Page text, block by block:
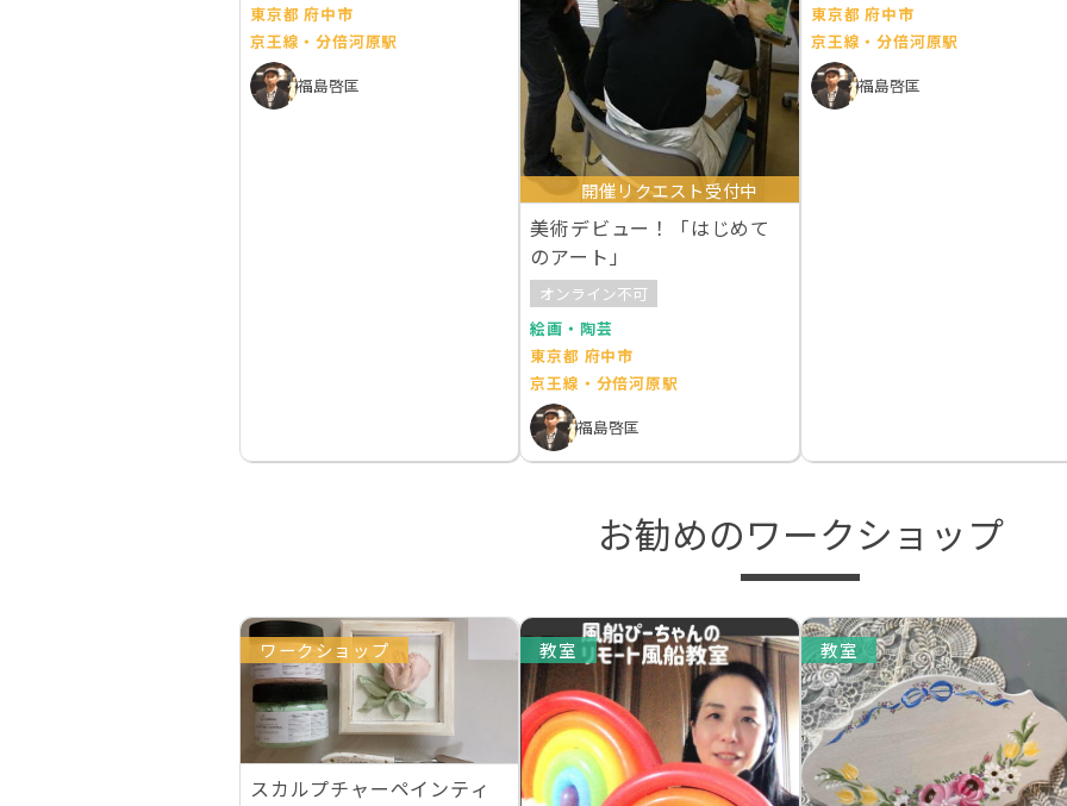
東京都 府中市
京王線・分倍河原駅
福島啓匡
開催リクエスト受付中
美術デビュー！「はじめて
のアート」
オンライン不可
絵画・陶芸
東京都 府中市
京王線・分倍河原駅
福島啓匡
東京都 府中市
京王線・分倍河原駅
福島啓匡
お勧めのワークショップ
ワークショップ
スカルプチャーペインティ
教室 教室